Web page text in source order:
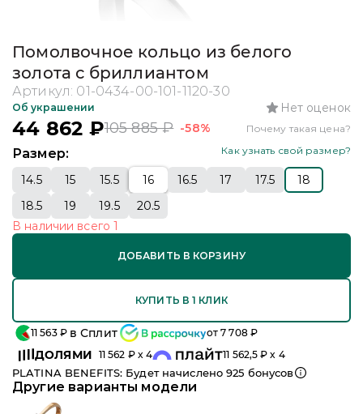
Помолвочное кольцо из белого
золота с бриллиантом
Артикул: 01-0434-00-101-1120-30
Об украшении Нет оценок
44 862 ₽105 885₽ -58% Почему такая цена?
Размер: Как узнать свой размер?
14.5 15 15.5 16 16.5 17 17.5
18
18.5
19 19.5
20.5
В наличии всего1
ДОБАВИТЬ В КОРЗИНУ
КУПИТЬ В 1 КЛИК
11 563₽ в Сплит от7 708₽
ДОЛЯМИ 11 562 ₽ x 4 11 562,5 ₽ x 4
PLATINA BENEFITS: Будет начислено925 бонусов
Другие варианты модели